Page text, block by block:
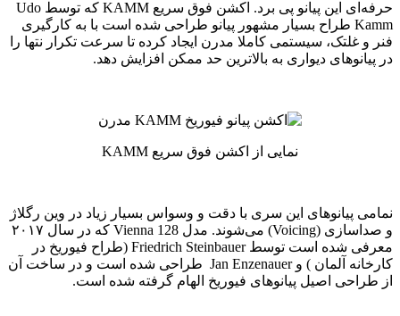
حرفه‌ای این پیانو پی برد. اکشن فوق سریع KAMM که توسط Udo
Kamm طراح بسیار مشهور پیانو طراحی شده است با به کارگیری
فنر و غلتک، سیستمی کاملا مدرن ایجاد کرده تا سرعت تکرار نتها را
در پیانوهای دیواری به بالاترین حد ممکن افزایش دهد.
نمایی از اکشن فوق سریع KAMM
نمامی پیانوهای این سری با دقت و وسواس بسیار زیاد در وین رگلاژ
و صداسازی (Voicing) می‌شوند. مدل 128 Vienna که در سال ۲۰۱۷
معرفی‌ شده است توسط Friedrich Steinbauer (‌طراح فیوریخ در
کارخانه آلمان )‌ و Jan Enzenauer طراحی شده است و در ساخت آن
از طراحی اصیل پیانوهای فیوریخ الهام گرفته شده است.